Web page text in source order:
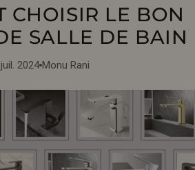
CHOISIR LE BON
SALLE DE BAIN
2024 Monu Rani